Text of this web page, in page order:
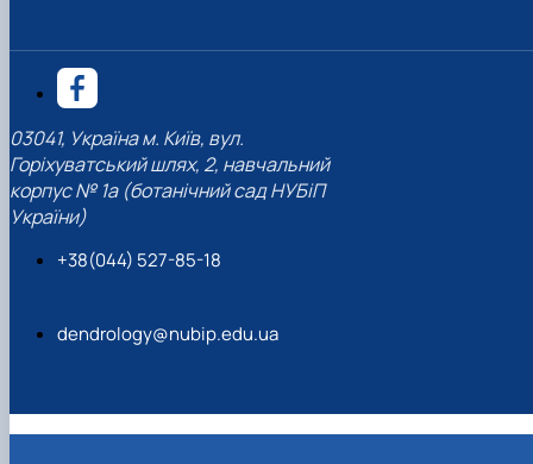
03041, Україна м. Київ, вул.
Горіхуватський шлях, 2, навчальний
корпус № 1а (ботанічний сад НУБіП
України)
+38(044) 527-85-18
dendrology@nubip.edu.ua